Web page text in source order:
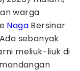
warga
Naga Bersinar
sebanyak
meliuk-liuk di